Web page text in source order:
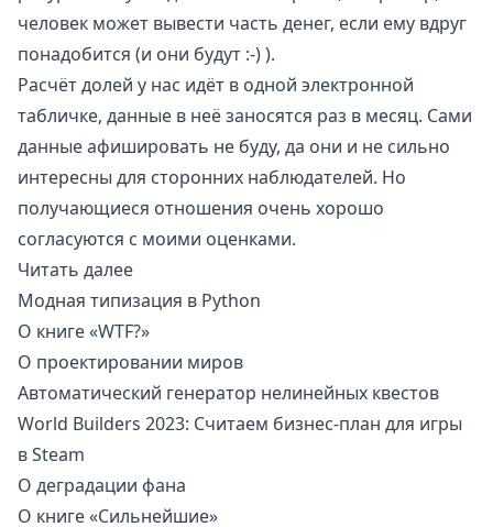
человек может вывести часть денег, если ему вдруг
понадобится (и они будут :-) ).
Расчёт долей у нас идёт в одной электронной
табличке, данные в неё заносятся раз в месяц. Сами
данные афишировать не буду, да они и не сильно
интересны для сторонних наблюдателей. Но
получающиеся отношения очень хорошо
согласуются с моими оценками.
Читать далее
Модная типизация в Python
О книге «WTF?»
О проектировании миров
Автоматический генератор нелинейных квестов
World Builders 2023: Считаем бизнес-план для игры
в Steam
О деградации фана
О книге «Сильнейшие»